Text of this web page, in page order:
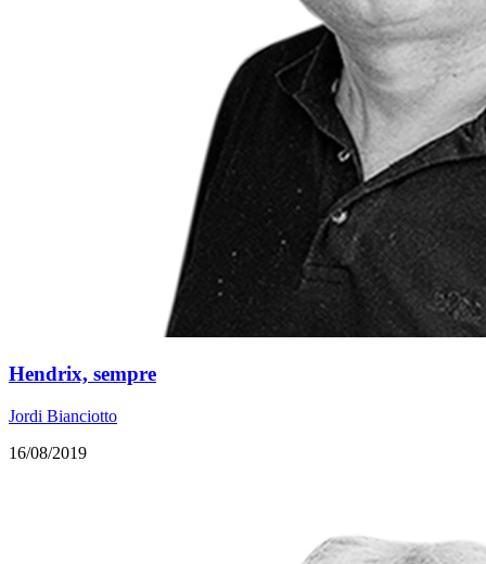
Hendrix, sempre
Jordi Bianciotto
16/08/2019